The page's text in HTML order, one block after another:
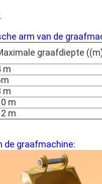
arm van de
graafdiepte
m
m
m
m
de graafmachine: